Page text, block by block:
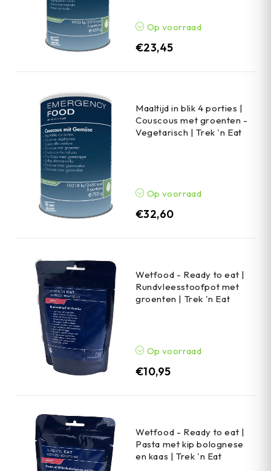
Op voorraad
€23,45
Maaltijd in blik 4 porties |
Couscous met groenten -
Vegetarisch | Trek 'n Eat
Op voorraad
€32,60
Wetfood - Ready to eat |
Rundvleesstoofpot met
groenten | Trek 'n Eat
Op voorraad
€10,95
Wetfood - Ready to eat |
Pasta met kip bolognese
en kaas | Trek 'n Eat